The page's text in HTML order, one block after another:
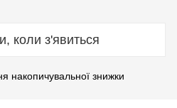
коли з'явиться
накопичувальної знижки